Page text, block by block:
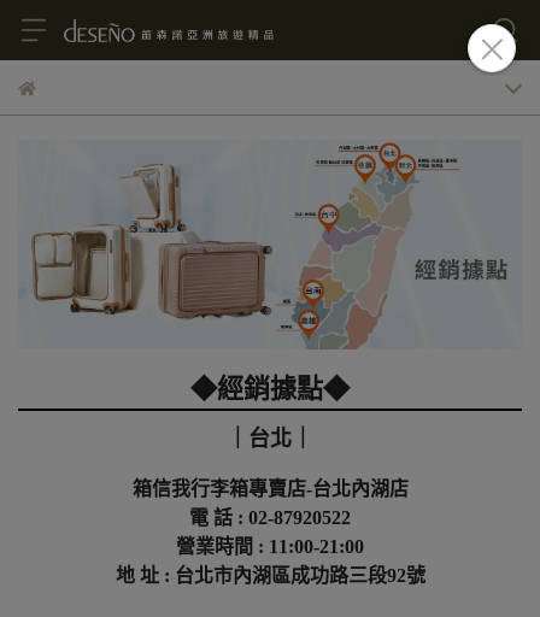
◆經銷據點◆
｜台北｜
箱信我行李箱專賣店-台北內湖店
電 話 : 02-87920522
營業時間 : 11:00-21:00
地 址 : 台北市內湖區成功路三段92號